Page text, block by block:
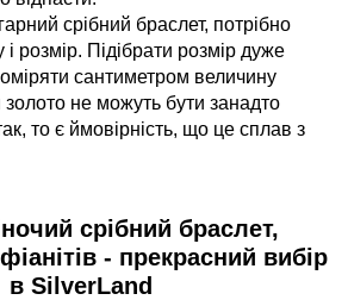
срібний браслет, потрібно
і розмір. Підібрати розмір дуже
сантиметром величину
золото не можуть бути занадто
то є ймовірність, що це сплав з
срібний браслет,
- прекрасний вибір
в SilverLand